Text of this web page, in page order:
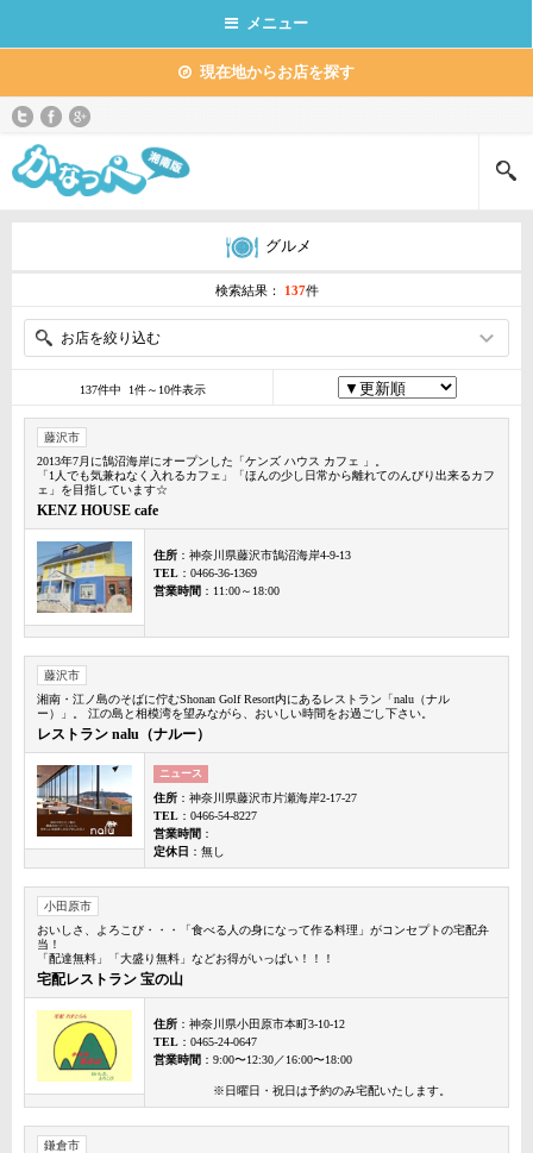
メニュー
現在地からお店を探す
グルメ
検索結果： 137件
お店を絞り込む
137件中 1件～10件表示
藤沢市
2013年7月に鵠沼海岸にオープンした「ケンズ ハウス カフェ 」。
「1人でも気兼ねなく入れるカフェ」「ほんの少し日常から離れてのんびり出来るカフ
ェ」を目指しています☆
KENZ HOUSE cafe
住所 ：神奈川県藤沢市鵠沼海岸4-9-13
TEL ：0466-36-1369
営業時間 ：11:00～18:00
藤沢市
湘南・江ノ島のそばに佇むShonan Golf Resort内にあるレストラン「nalu（ナル
ー）」。 江の島と相模湾を望みながら、おいしい時間をお過ごし下さい。
レストラン nalu（ナルー）
ニュース
住所 ：神奈川県藤沢市片瀬海岸2-17-27
TEL ：0466-54-8227
営業時間 ：
定休日 ：無し
小田原市
おいしさ、よろこび・・・「食べる人の身になって作る料理」がコンセプトの宅配弁
当！
「配達無料」「大盛り無料」などお得がいっぱい！！！
宅配レストラン 宝の山
住所 ：神奈川県小田原市本町3-10-12
TEL ：0465-24-0647
営業時間 ：9:00〜12:30／16:00〜18:00
※日曜日・祝日は予約のみ宅配いたします。
鎌倉市